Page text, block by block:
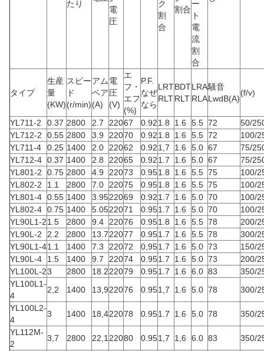
たり
電
圧
ク
割
合
割合
ー
ト
電
流
割
合
タイプ
生産
量
(KW)
スピー
ド
(r/min)
アム
ペア
(A)
電
圧
(V)
エ
フ・
エフ
(%)
P.F.
なぜ
なら
LRT
RLT
BDT
RLT
LRA
RLA
騒音
LwdB(A)
(f/v)
YL711-2 0.37 2800 2.7 22067 0.921.8 1.6 5.5 72
50/
YL712-2
0.55 2800 3.9 22070 0.921.8 1.6 5.5 72
100/
YL711-4
0.25 1400 2.0 22062 0.921,7 1.6 5.0 67
75/
YL712-4 0.37 1400 2.8 22065 0.921.7 1.6 5.0 67
75/
YL801-2
0.75 2800 4.9 22073 0.951.8 1.6 5.5 75
100/
YL802-2
1.1 2800 7.0 22075 0.951.8 1.6 5.5 75
100/
YL801-4 0.55 1400 3.9522069 0.921.7 1.6 5.0 70
100/
YL802-4 0.75 1400 5.0522071 0.951.7 1.6 5.0 70
100/
YL90L1-21.5 2800 9.4 22076 0.951.8 1.6 5.5 78
200/
YL90L-2
2.2 2800 13.722077 0.951.7 1.6 5.5 78
300/
YL90L1-41.1 1400 7.3 22072 0,951.7 1.6 5.0 73
150/
YL90L-4
1.5 1400 9.7 22074 0.951.7 1.6 5.0 73
200/
YL100L-23 2800 18.222079 0.951.7 1.6 6.0 83
350/
YL100L1-
4
2,2 1400 13,922076 0.951,7 1.6 5.0 78
300/
YL100L2-
4
3 1400 18,422078 0.951.7 1.6 5.0 78
350/
YL112M-
2
3,7 2800 22,1 22080 0.951,7 1,6 6.0 83
350/